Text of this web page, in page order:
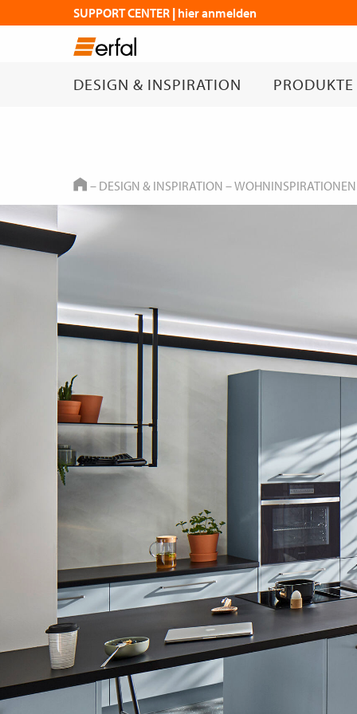
DESIGN & INSPIRATION PRODUKTE
SUPPORT CENTER | hier anmelden
HOME
– DESIGN & INSPIRATION –WOHNINSPIRATIONEN